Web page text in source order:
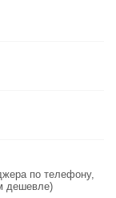
по телефону,
дешевле)
по телефону,
грамм дешевле)